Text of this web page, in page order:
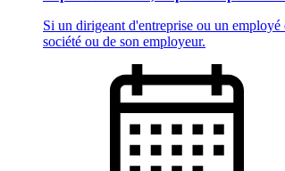
Si un dirigeant d'entreprise ou un
société ou de son employeur.